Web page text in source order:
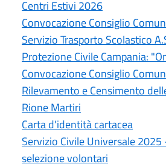
Centri Estivi 2026
Convocazione Consiglio
Servizio Trasporto Scolastico
Protezione Civile Campania:
Convocazione Consiglio
Rilevamento e Censimento
Rione Martiri
Carta d'identità cartacea
Servizio Civile Universale
selezione volontari